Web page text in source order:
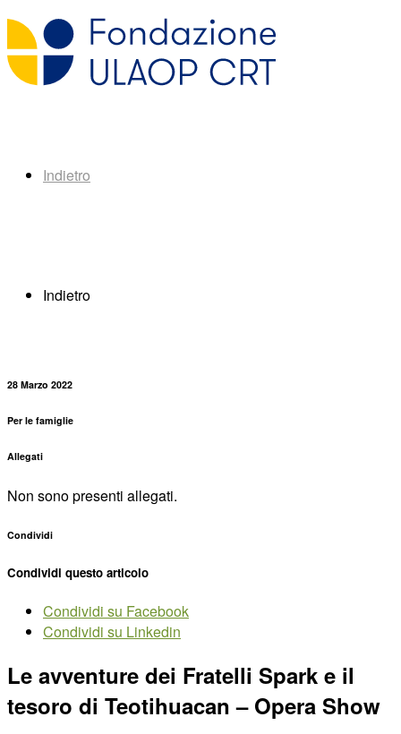
Indietro
Indietro
28 Marzo 2022
Per le famiglie
Allegati
Non sono presenti allegati.
Condividi
Condividi questo articolo
Condividi su Facebook
Condividi su Linkedin
Le avventure dei Fratelli Spark e il
tesoro di Teotihuacan – Opera Show